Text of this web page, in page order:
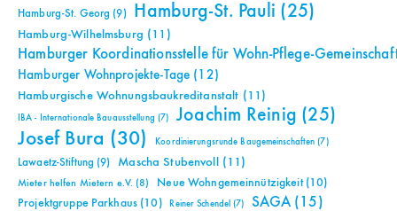
Hamburg-St. Georg (9) Hamburg-St. Pauli (25)
Hamburg-Wilhelmsburg (11)
Hamburger Koordinationsstelle für Wohn-Pflege-
Hamburger Wohnprojekte-Tage (12)
Hamburgische Wohnungsbaukreditanstalt (11)
IBA - Internationale Bauausstellung (7) Joachim Reinig (25)
Josef Bura (30) Koordinierungsrunde Baugemeinschaften (7)
Lawaetz-Stiftung (9) Mascha Stubenvoll (11)
Mieter helfen Mietern e.V. (8) Neue Wohngemeinnützigkeit(10)
Projektgruppe Parkhaus (10) Reiner Schendel (7) SAGA(15)